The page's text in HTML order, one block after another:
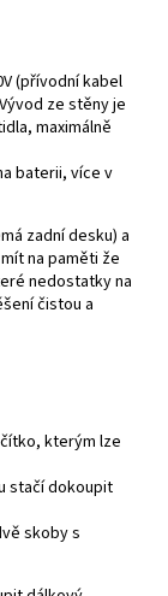
(přívodní kabel
ze stěny je
maximálně
baterii, více v
zadní desku) a
na paměti že
nedostatky na
čistou a
kterým lze
stačí dokoupit
skoby s